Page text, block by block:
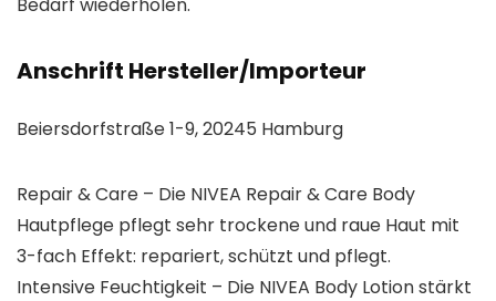
Anschrift Hersteller/Importeur
Beiersdorfstraße 1-9, 20245 Hamburg
Repair & Care – Die NIVEA Repair & Care Body
Hautpflege pflegt sehr trockene und raue Haut mit
3-fach Effekt: repariert, schützt und pflegt.
Intensive Feuchtigkeit – Die NIVEA Body Lotion stärkt